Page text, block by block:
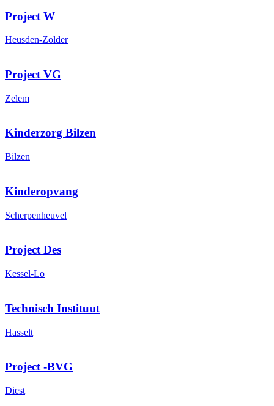
Project W
Heusden-Zolder
Project VG
Zelem
Kinderzorg Bilzen
Bilzen
Kinderopvang
Scherpenheuvel
Project Des
Kessel-Lo
Technisch Instituut
Hasselt
Project -BVG
Diest